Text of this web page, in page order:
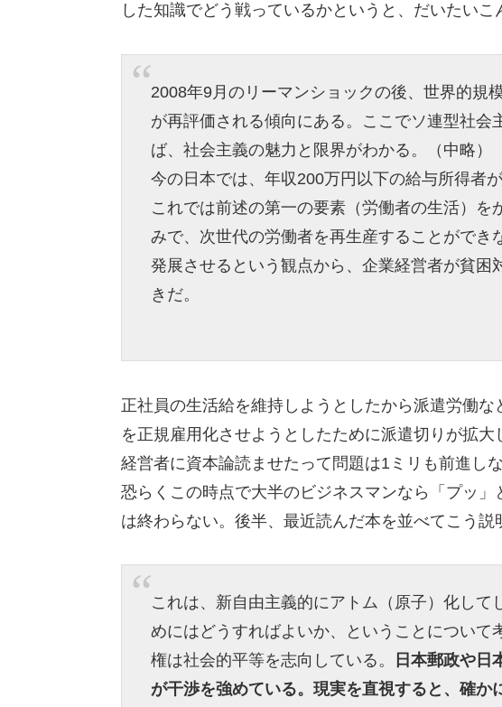
した知識でどう戦っているかというと、だいたいこ
2008年9月のリーマンショックの後、世界的規
が再評価される傾向にある。ここでソ連型社会
ば、社会主義の魅力と限界がわかる。（中略）
今の日本では、年収200万円以下の給与所得者
これでは前述の第一の要素（労働者の生活）
みで、次世代の労働者を再生産することができ
発展させるという観点から、企業経営者が貧困
きだ。
正社員の生活給を維持しようとしたから派遣労働
を正規雇用化させようとしたために派遣切りが拡大
経営者に資本論読ませたって問題は1ミリも前進しな
恐らくこの時点で大半のビジネスマンなら「プッ
は終わらない。後半、最近読んだ本を並べてこう説
これは、新自由主義的にアトム（原子）化して
めにはどうすればよいか、ということについて
権は社会的平等を志向している。
日本郵政や日
が干渉を強めている。現実を直視すると、確か